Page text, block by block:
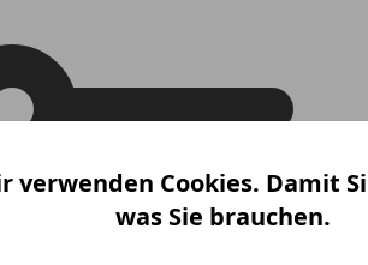
verwenden Cookies. Damit
was Sie brauchen.